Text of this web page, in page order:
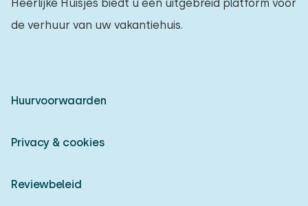
Heerlijke Huisjes biedt u een uitgebreid platform voor
de verhuur van uw vakantiehuis.
Huurvoorwaarden
Privacy & cookies
Reviewbeleid